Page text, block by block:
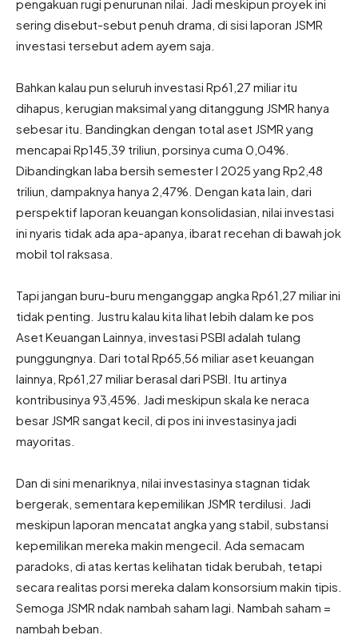
pengakuan rugi penurunan nilai. Jadi meskipun proyek ini
sering disebut-sebut penuh drama, di sisi laporan JSMR
investasi tersebut adem ayem saja.
Bahkan kalau pun seluruh investasi Rp61,27 miliar itu
dihapus, kerugian maksimal yang ditanggung JSMR hanya
sebesar itu. Bandingkan dengan total aset JSMR yang
mencapai Rp145,39 triliun, porsinya cuma 0,04%.
Dibandingkan laba bersih semester I 2025 yang Rp2,48
triliun, dampaknya hanya 2,47%. Dengan kata lain, dari
perspektif laporan keuangan konsolidasian, nilai investasi
ini nyaris tidak ada apa-apanya, ibarat recehan di bawah jok
mobil tol raksasa.
Tapi jangan buru-buru menganggap angka Rp61,27 miliar ini
tidak penting. Justru kalau kita lihat lebih dalam ke pos
Aset Keuangan Lainnya, investasi PSBI adalah tulang
punggungnya. Dari total Rp65,56 miliar aset keuangan
lainnya, Rp61,27 miliar berasal dari PSBI. Itu artinya
kontribusinya 93,45%. Jadi meskipun skala ke neraca
besar JSMR sangat kecil, di pos ini investasinya jadi
mayoritas.
Dan di sini menariknya, nilai investasinya stagnan tidak
bergerak, sementara kepemilikan JSMR terdilusi. Jadi
meskipun laporan mencatat angka yang stabil, substansi
kepemilikan mereka makin mengecil. Ada semacam
paradoks, di atas kertas kelihatan tidak berubah, tetapi
secara realitas porsi mereka dalam konsorsium makin tipis.
Semoga JSMR ndak nambah saham lagi. Nambah saham =
nambah beban.